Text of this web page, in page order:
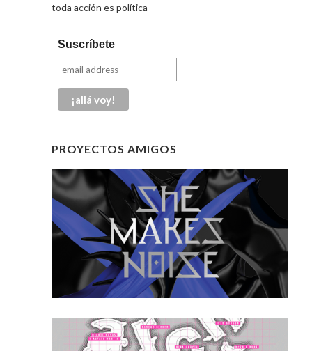
toda acción es política
Suscríbete
PROYECTOS AMIGOS